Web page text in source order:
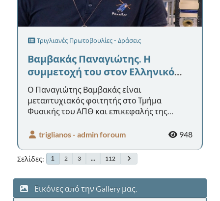
Τριγλιανές Πρωτοβουλίες - Δράσεις
Βαμβακάς Παναγιώτης. Η
συμμετοχή του στον Ελληνικό
νανοδορυφόρο PeakSat.
Ο Παναγιώτης Βαμβακάς είναι
μεταπτυχιακός φοιτητής στο Τμήμα
Φυσικής του ΑΠΘ και επικεφαλής της
ομάδα το 202...
triglianos - admin foroum 948
Σελίδες 1 2 3 ... 112
Εικόνες από την Gallery μας.